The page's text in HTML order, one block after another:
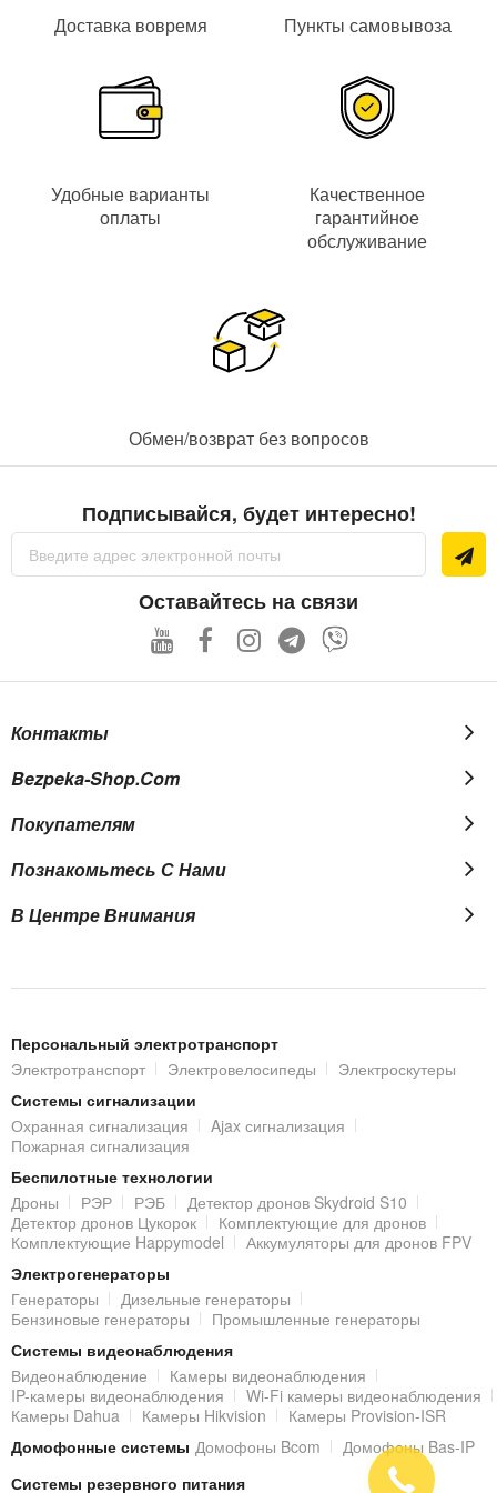
Доставка вовремя Пункты самовывоза
Удобные варианты
оплаты
Качественное
гарантийное
обслуживание
Обмен/возврат без вопросов
Подписывайся, будет интересно!
Sign
for
Оставайтесь на связи
Контакты
Bezpeka-Shop.com
Покупателям
Познакомьтесь С Нами
В Центре Внимания
Персональный электротранспорт
Электротранспорт
Электровелосипеды
Электроскутеры
Системы сигнализации
Охранная сигнализация
Ajax сигнализация
Пожарная сигнализация
Беспилотные технологии
Дроны
РЭР РЭБ
Детектор дронов Skydroid S10
Детектор дронов Цукорок
Комплектующие для дронов
Комплектующие Happymodel
Аккумуляторы для дронов FPV
Электрогенераторы
Генераторы
Дизельные генераторы
Бензиновые генераторы
Промышленные генераторы
Системы видеонаблюдения
Видеонаблюдение
Камеры видеонаблюдения
IP-камеры видеонаблюдения
Wi-Fi камеры видеонаблюдения
Камеры Dahua
Камеры Hikvision
Камеры Provision-ISR
Домофонные системы Домофоны Bcom
Домофоны Bas-IP
Системы резервного питания